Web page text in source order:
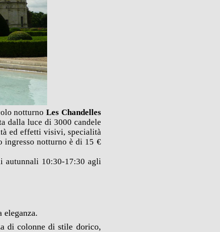
notturno Les Chandelles
dalla luce di 3000 candele
ed effetti visivi, specialità
notturno è di 15 €
autunnali 10:30-17:30 agli
di colonne di stile dorico,